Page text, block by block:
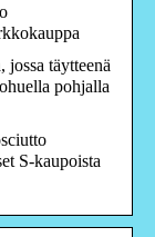
täytteenä
pohjalla
S-kaupoista